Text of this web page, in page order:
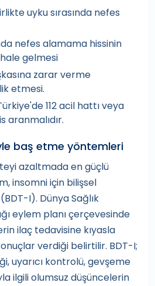
uyku sırasında nefes
nefes alamama hissinin
gelmesi
zarar verme
etmesi.
112 acil hattı veya
aranmalıdır.
baş etme yöntemleri
azaltmada en güçlü
insomni için bilişsel
I). Dünya Sağlık
eylem planı çerçevesinde
ilaç tedavisine kıyasla
verdiği belirtilir. BDT-I;
uyarıcı kontrolü, gevşeme
ilgili olumsuz düşüncelerin